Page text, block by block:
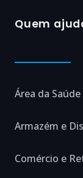
Quem
Área da Saúde
Armazém e
Comércio e